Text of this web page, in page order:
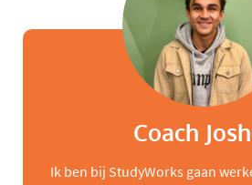
Coach
Ik ben bij StudyWorks gaan